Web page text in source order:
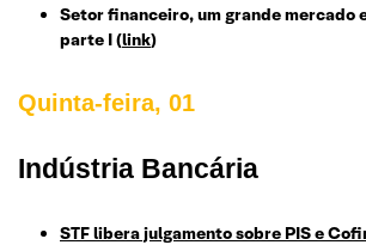
Setor financeiro, um grande mercado
parte I(link)
Quinta-feira, 01
Indústria Bancária
STF libera julgamento sobre PIS e